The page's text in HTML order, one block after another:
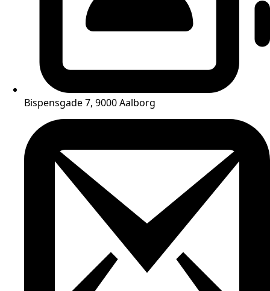
Bispensgade 7, 9000 Aalborg